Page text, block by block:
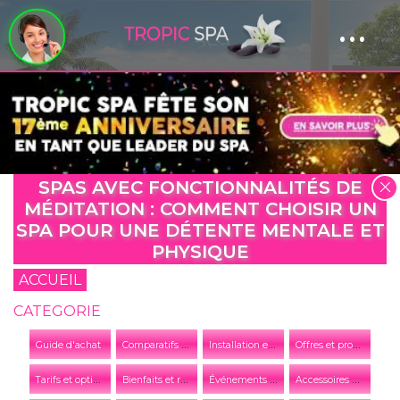
Panneau de gestion des cookies ...
SPAS AVEC FONCTIONNALITÉS DE
MÉDITATION : COMMENT CHOISIR UN
SPA POUR UNE DÉTENTE MENTALE ET
PHYSIQUE
ACCUEIL
CATEGORIE
Guide d'achat C
omparatifs et conseils I
nstallation et entretien O
ffres et promotions
T
arifs et options B
ienfaits et relaxation É
vénements et actualités de l'entreprise A
ccessoires et équipements